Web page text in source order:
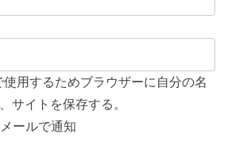
用するためブラウザーに自分の名
サイトを保存する。
ールで通知